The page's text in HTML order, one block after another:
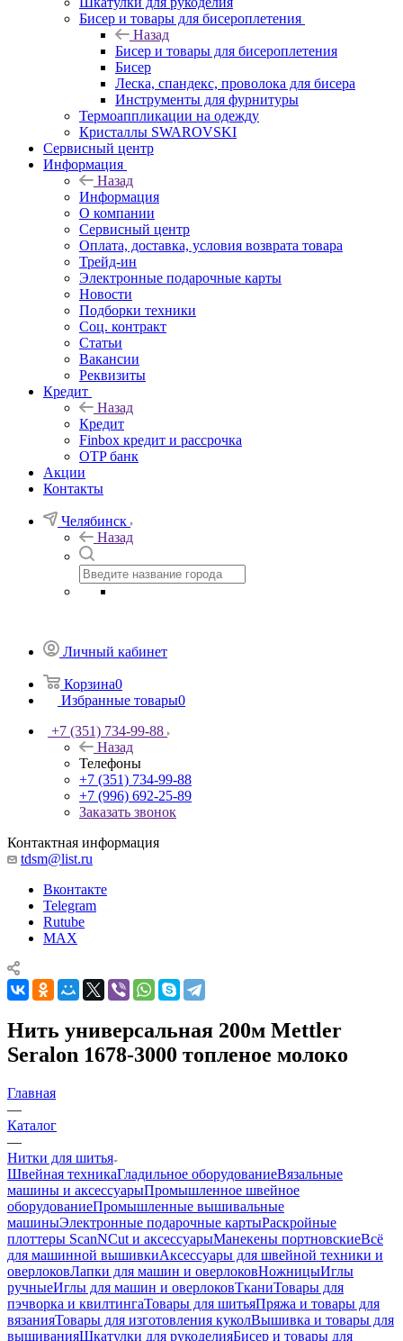
Бисер и товары для бисероплетения
Назад
Бисер и товары для бисероплетения
Бисер
Леска, спандекс, проволока для бисера
Инструменты для фурнитуры
Термоаппликации на одежду
Кристаллы SWAROVSKI
Сервисный центр
Информация
Назад
Информация
О компании
Сервисный центр
Оплата, доставка, условия возврата товара
Трейд-ин
Электронные подарочные карты
Новости
Подборки техники
Соц. контракт
Статьи
Вакансии
Реквизиты
Кредит
Назад
Кредит
Finbox кредит и рассрочка
OTP банк
Акции
Контакты
Челябинск
Назад
Личный кабинет
Корзина0
Избранные товары0
+7 (351) 734-99-88
Назад
Телефоны
+7 (351) 734-99-88
+7 (996) 692-25-89
Заказать звонок
Контактная информация
tdsm@list.ru
Вконтакте
Telegram
Rutube
MAX
Нить универсальная 200м Mettler
Seralon 1678-3000 топленое молоко
Главная
—
Каталог
—
Нитки для шитья
Швейная техникаГладильное оборудованиеВязальные
машины и аксессуарыПромышленное швейное
оборудованиеПромышленные вышивальные
машиныЭлектронные подарочные картыРаскройные
плоттеры ScanNCut и аксессуарыМанекены портновскиеВсё
для машинной вышивкиАксессуары для швейной техники и
оверлоковЛапки для машин и оверлоковНожницыИглы
ручныеИглы для машин и оверлоковТканиТовары для
пэчворка и квилтингаТовары для шитьяПряжа и товары для
вязанияТовары для изготовления куколВышивка и товары для
вышиванияШкатулки для рукоделияБисер и товары для